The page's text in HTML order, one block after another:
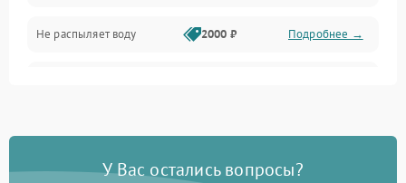
Программное обеспечение
Не распыляет воду 2000 ₽ Подробнее →
Проблемы с набором
У Вас остались вопросы?